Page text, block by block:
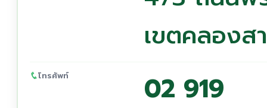
เขตคลองส
โทรศัพท์
02 919